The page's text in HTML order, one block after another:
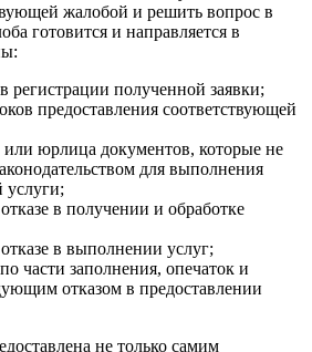
жалобой и решить вопрос в
готовится и направляется в
регистрации полученной заявки;
предоставления соответствующей
юрлица документов, которые не
для выполнения
услуги;
в получении и обработке
в выполнении услуг;
части заполнения, опечаток и
отказом в предоставлении
не только самим